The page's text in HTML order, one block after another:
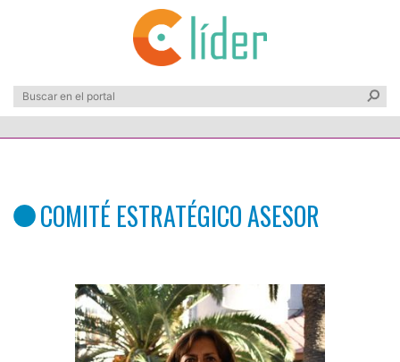
COMITÉ ESTRATÉGICO ASESOR